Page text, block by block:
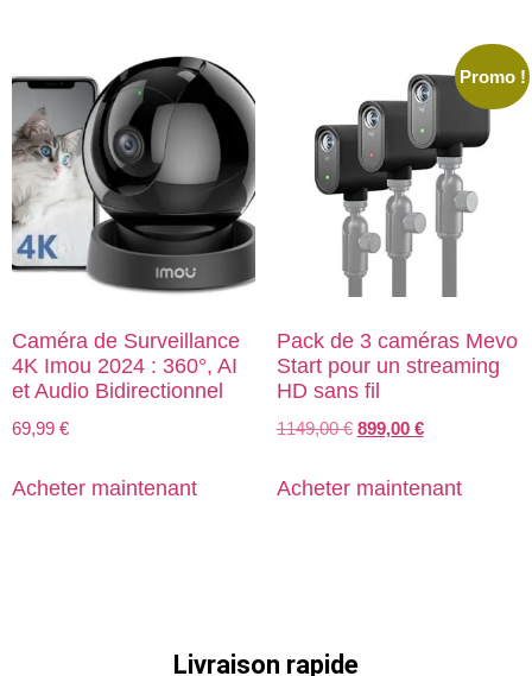
Caméra de Surveillance
4K Imou 2024 : 360°, AI
et Audio Bidirectionnel
69,99 €
Acheter maintenant
Promo !
Pack de 3 caméras Mevo
Start pour un streaming
HD sans fil
1149,00€ 899,00 €
Acheter maintenant
Livraison rapide